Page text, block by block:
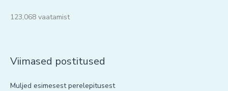
123,068 vaatamist
Viimased postitused
Muljed esimesest perelepitusest